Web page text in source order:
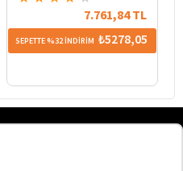
7.761,84 TL
SEPETTE %32 İNDİRİM ₺5278,05